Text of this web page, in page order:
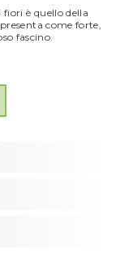
è quello della
come forte,
fascino.